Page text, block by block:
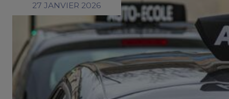
27 JANVIER 2026